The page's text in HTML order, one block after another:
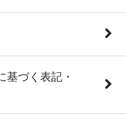
基づく表記・